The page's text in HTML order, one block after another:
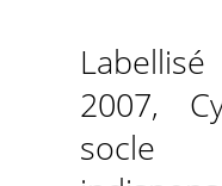
2007,
socle